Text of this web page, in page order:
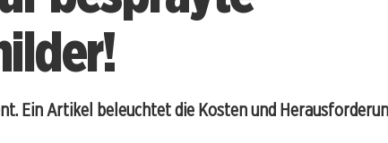
Ein Artikel beleuchtet die Kosten und